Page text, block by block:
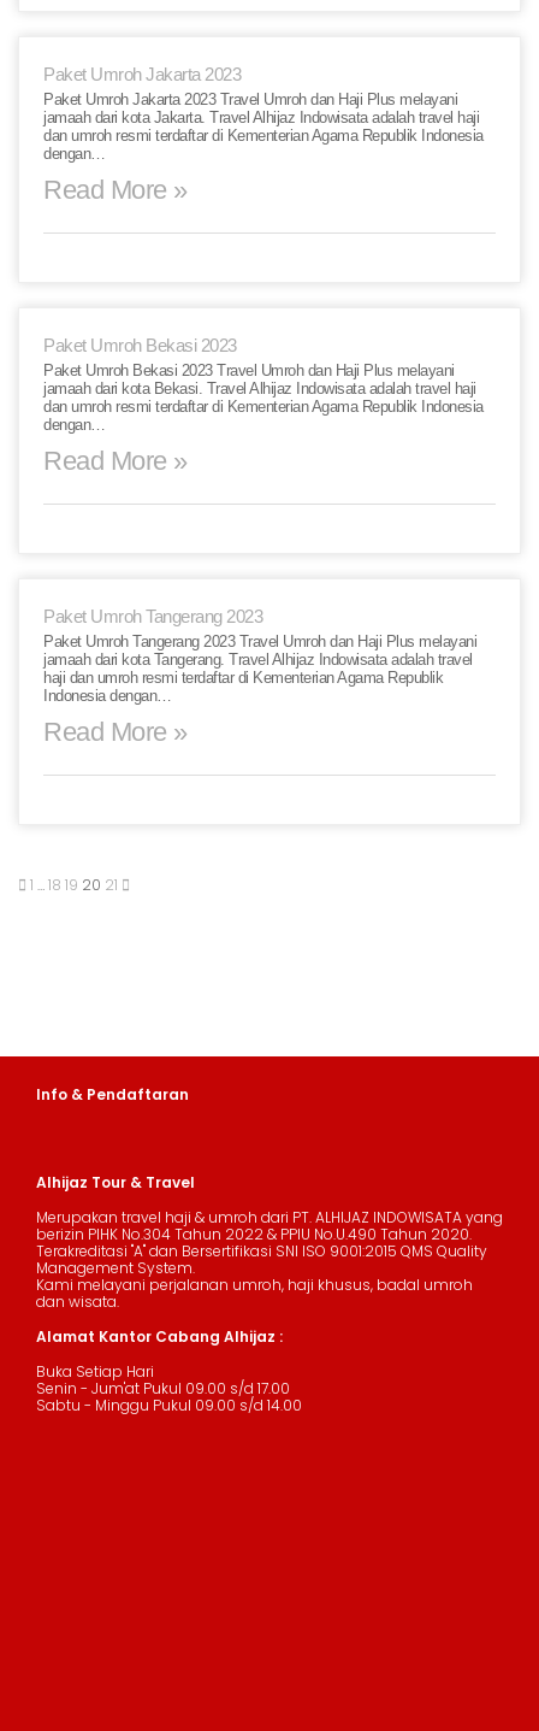
Paket Umroh Jakarta 2023
Paket Umroh Jakarta 2023 Travel Umroh dan Haji Plus melayani
jamaah dari kota Jakarta. Travel Alhijaz Indowisata adalah travel haji
dan umroh resmi terdaftar di Kementerian Agama Republik Indonesia
dengan…
Read More »
Paket Umroh Bekasi 2023
Paket Umroh Bekasi 2023 Travel Umroh dan Haji Plus melayani
jamaah dari kota Bekasi. Travel Alhijaz Indowisata adalah travel haji
dan umroh resmi terdaftar di Kementerian Agama Republik Indonesia
dengan…
Read More »
Paket Umroh Tangerang 2023
Paket Umroh Tangerang 2023 Travel Umroh dan Haji Plus melayani
jamaah dari kota Tangerang. Travel Alhijaz Indowisata adalah travel
haji dan umroh resmi terdaftar di Kementerian Agama Republik
Indonesia dengan…
Read More »
1 …18 19 20 21
Info & Pendaftaran
Alhijaz Tour & Travel
Merupakan travel haji & umroh dari PT. ALHIJAZ INDOWISATA yang
berizin PIHK No.304 Tahun 2022 & PPIU No.U.490 Tahun 2020.
Terakreditasi "A" dan Bersertifikasi SNI ISO 9001:2015 QMS Quality
Management System.
Kami melayani perjalanan umroh, haji khusus, badal umroh
dan wisata.
Alamat Kantor Cabang Alhijaz :
Buka Setiap Hari
Senin - Jum'at Pukul 09.00 s/d 17.00
Sabtu - Minggu Pukul 09.00 s/d 14.00